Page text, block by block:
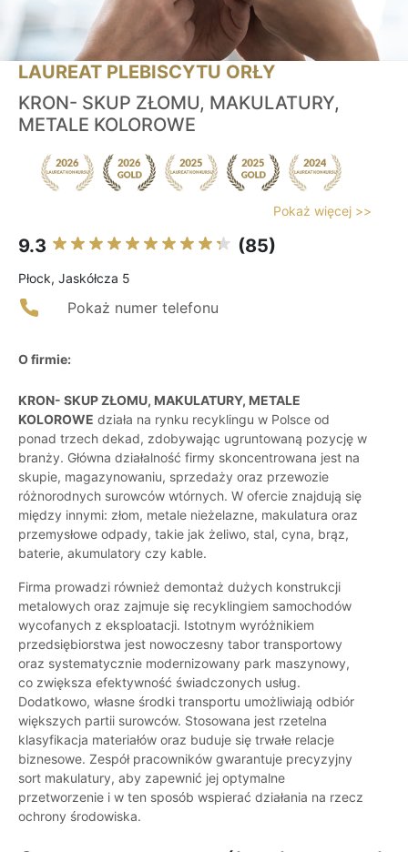
LAUREAT PLEBISCYTU ORŁY
KRON- SKUP ZŁOMU, MAKULATURY,
METALE KOLOROWE
Pokaż więcej >>
9.3 (85)
Płock, Jaskółcza 5
Pokaż numer telefonu
O firmie:
KRON- SKUP ZŁOMU, MAKULATURY, METALE
KOLOROWE działa na rynku recyklingu w Polsce od
ponad trzech dekad, zdobywając ugruntowaną pozycję w
branży. Główna działalność firmy skoncentrowana jest na
skupie, magazynowaniu, sprzedaży oraz przewozie
różnorodnych surowców wtórnych. W ofercie znajdują się
między innymi: złom, metale nieżelazne, makulatura oraz
przemysłowe odpady, takie jak żeliwo, stal, cyna, brąz,
baterie, akumulatory czy kable.
Firma prowadzi również demontaż dużych konstrukcji
metalowych oraz zajmuje się recyklingiem samochodów
wycofanych z eksploatacji. Istotnym wyróżnikiem
przedsiębiorstwa jest nowoczesny tabor transportowy
oraz systematycznie modernizowany park maszynowy,
co zwiększa efektywność świadczonych usług.
Dodatkowo, własne środki transportu umożliwiają odbiór
większych partii surowców. Stosowana jest rzetelna
klasyfikacja materiałów oraz buduje się trwałe relacje
biznesowe. Zespół pracowników gwarantuje precyzyjny
sort makulatury, aby zapewnić jej optymalne
przetworzenie i w ten sposób wspierać działania na rzecz
ochrony środowiska.